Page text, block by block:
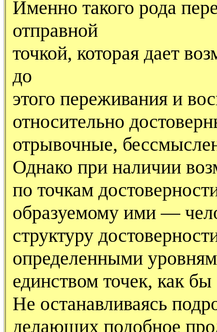
Именно такого рода
отправной
точкой, которая дает
до
этого переживания и
относительно
отрывочные,
Однако при наличии
по точкам
образуемому ими —
структуру
определенными
единством точек, как
Не останавливаясь
делающих подобное